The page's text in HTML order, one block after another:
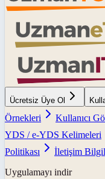
Ücretsiz Üye Ol
Örnekleri
Kullanıcı
YDS / e-YDS Kelimeleri
Politikası
İletişim
Uygulamayı indir